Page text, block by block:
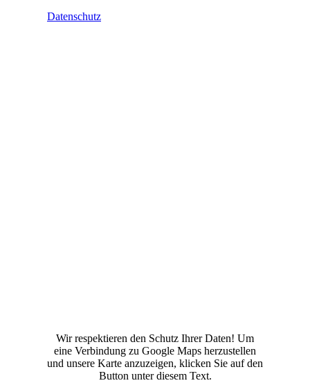
Datenschutz
Wir respektieren den Schutz Ihrer Daten! Um
eine Verbindung zu Google Maps herzustellen
und unsere Karte anzuzeigen, klicken Sie auf den
Button unter diesem Text.